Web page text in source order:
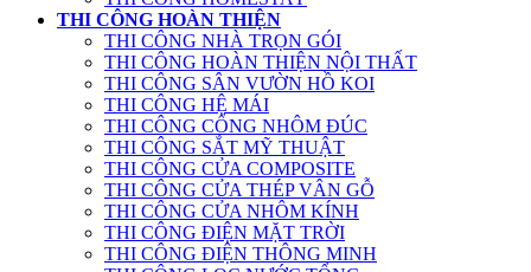
THI CÔNG HOÀN THIỆN
THI CÔNG NHÀ TRỌN GÓI
THI CÔNG HOÀN THIỆN NỘI THẤT
THI CÔNG SÂN VƯỜN HỒ KOI
THI CÔNG HỆ MÁI
THI CÔNG CỔNG NHÔM ĐÚC
THI CÔNG SẮT MỸ THUẬT
THI CÔNG CỬA COMPOSITE
THI CÔNG CỬA THÉP VÂN GỖ
THI CÔNG CỬA NHÔM KÍNH
THI CÔNG ĐIỆN MẶT TRỜI
THI CÔNG ĐIỆN THÔNG MINH